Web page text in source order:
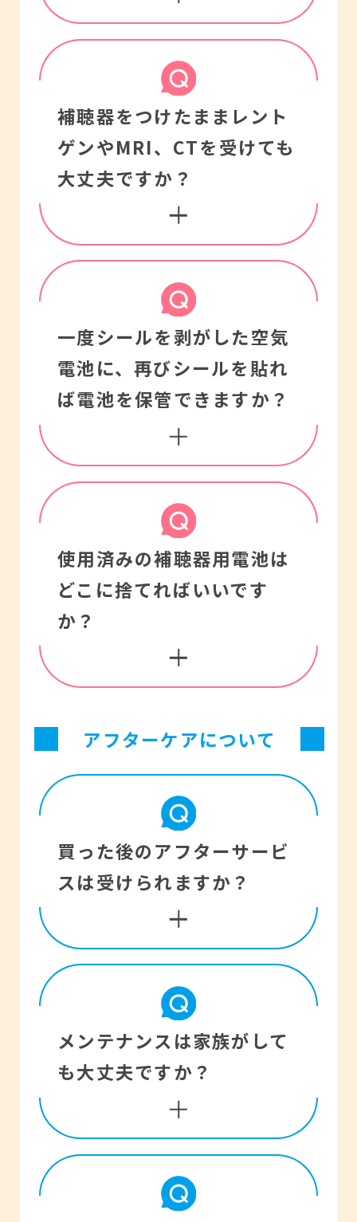
どうしても鳴る場合はお
買上いただきました販売
店にご相談ください。
べく近づき正面で会話す
るようにしましょう。
ただ、極めて大きな騒音
のある環境では耳を傷め
る場合もありますので、
場合によっては補聴器を
使うことをおすすめしま
せん。ご自分の「聞こ
え」の程度に合った補聴
器で、きちんと調整され
ている分には問題はな
く、通常の街中の騒音程
度でしたら全く問題はあ
りません。
指向性機能が搭載されて
いる補聴器の場合、周囲
に多くの音がある中でも
会話が聞き取りやすくな
るものもあります。
補聴器だけでなく、補聴
等）を使用することで騒
がしい環境での聞き取り
を改善できる場合があり
ます。
補聴器は、使用者の「聞
こえ」に合わせて、器種
の選択やフィッティング
を行うため、補聴器が音
を増幅する度合いも異な
ります。ですから、他人
の「聞こえ」に合わせて
調整した補聴器を使うこ
とはできません。
また、オーダーメイド補
聴器（耳あな型）、耳か
け型補聴器を使用する際
のイヤモールド（オーダ
ーメイド耳せん）も、お
求めになった方の耳の形
に合わせて作っています
ので、他人の補聴器を使
うことはおやめくださ
い。
補聴器をつけたまま レント
ゲンやMRI、CTを受けても
大丈夫ですか？
人体に悪影響を及ぼした
り、補聴器が故障する原
因になるので必ずはずし
てください。
※ご不明な時やさらに詳
しく知りたい場合は医師
にお尋ね下さい。また受
診時は医師の指示に従っ
て下さい。
一度シールを剥がした空気
電池に、再びシールを貼れ
ば電池を保管できますか？
補聴器で使用する空気電
池は、空気中の酸素を使
って発電しますので、空
気の取り入れ口（空気
孔）があります。
気が入って電池として機
能するようになっていま
す。使用前の補聴器用電
池には孔をふさぐシール
が貼られており、空気が
入らないようになってい
ます。一度、シールを剥
がすと、その時点から放
電状態が続きますので、
使用していなくても、あ
る一定期間を過ぎますと
電池がなくなります。電
池のシールを剥がした後
は最後まで使い切ってく
使用済みの補聴器用電池は
どこに捨てればいいです
か？
使用済みの補聴器用空気
電池は、お買い上げいた
だきました販売店にお持
ちいただければ、販売店
経由で電池工業会に返却
します。
アフターケアについて
買った後のアフターサービ
スは受けられますか？
補聴器は使い始めてから
快適に使用できるまで、
ある程度の調整と訓練を
要します。また補聴器に
慣れている方も、体調や
聴力の変化、使用環境な
メンテナンスは家族がして
も大丈夫ですか？